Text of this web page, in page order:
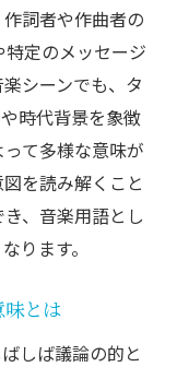
詞者や作曲者の
定のメッセージ
シーンでも、タ
時代背景を象徴
て多様な意味が
を読み解くこと
、音楽用語とし
ります。
とは
しば議論の的と